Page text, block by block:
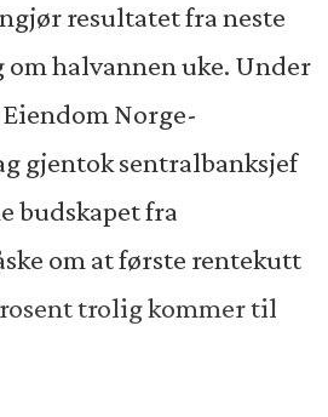
resultatet fra neste
om halvannen uke. Under
Norge-
gjentok sentralbanksjef
budskapet fra
om at første rentekutt
trolig kommer til